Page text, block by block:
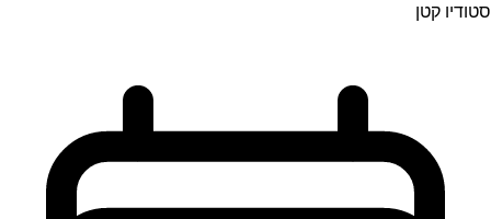
סטודיו קטן